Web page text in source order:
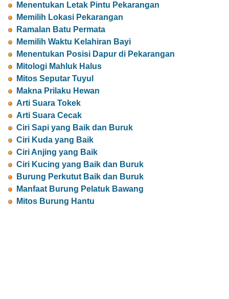
Menentukan Letak Pintu Pekarangan
Memilih Lokasi Pekarangan
Ramalan Batu Permata
Memilih Waktu Kelahiran Bayi
Menentukan Posisi Dapur di Pekarangan
Mitologi Mahluk Halus
Mitos Seputar Tuyul
Makna Prilaku Hewan
Arti Suara Tokek
Arti Suara Cecak
Ciri Sapi yang Baik dan Buruk
Ciri Kuda yang Baik
Ciri Anjing yang Baik
Ciri Kucing yang Baik dan Buruk
Burung Perkutut Baik dan Buruk
Manfaat Burung Pelatuk Bawang
Mitos Burung Hantu